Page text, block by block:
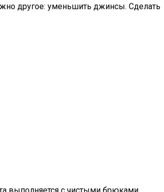
другое: уменьшить джинсы. Сделать